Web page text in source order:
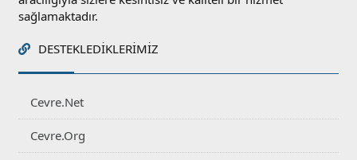
sağlamaktadır.
DESTEKLEDIKLERIMIZ
Cevre.Net
Cevre.Org